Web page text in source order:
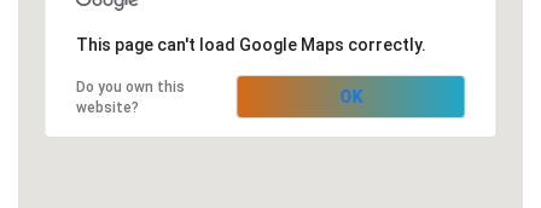
This page can't load Google Maps correctly.
Do you own this
website?
OK